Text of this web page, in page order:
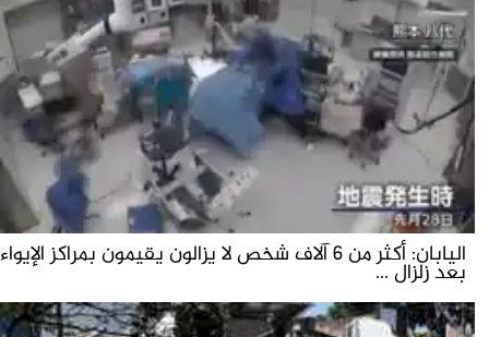
اليابان: أكثر من 6 آلاف شخص لا يزالون يقيمون بمراكز الإيواء
بعد زلزال ...